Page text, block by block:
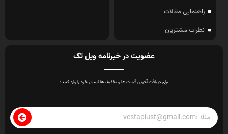
راهنمایی مقالات
نظرات مشتریان
عضویت در خبرنامه ویل تک
برای دریافت آخرین قیمت ها و تخفیف ها ایمیل خود را وارد کنید :